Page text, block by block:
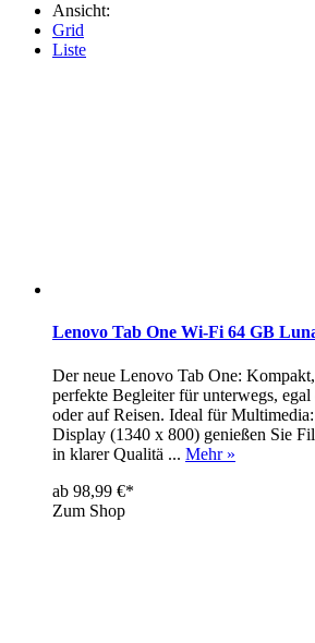
Ansicht:
Grid
Liste
Lenovo Tab One Wi-Fi 64 GB
Der neue Lenovo Tab One:
perfekte Begleiter für unterwegs,
oder auf Reisen. Ideal für
Display (1340 x 800) genießen Sie
in klarer Qualitä ... Mehr »
ab 98,99 €*
Zum Shop